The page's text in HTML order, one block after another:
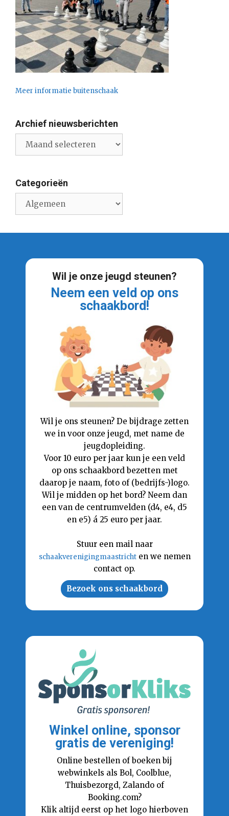
Meer informatie buitenschaak
Archief nieuwsberichten
nieuwsberichten
Categorieën
Wil je onze jeugd steunen?
Neem een veld op ons
schaakbord!
Wil je ons steunen? De bijdrage zetten
we in voor onze jeugd, met name de
jeugdopleiding.
Voor 10 euro per jaar kun je een veld
op ons schaakbord bezetten met
daarop je naam, foto of (bedrijfs-)logo.
Wil je midden op het bord? Neem dan
een van de centrumvelden (d4, e4, d5
en e5) á 25 euro per jaar.
Stuur een mail naar
schaakverenigingmaastrichten we nemen
contact op.
Bezoek ons schaakbord
Winkel online, sponsor
gratis de vereniging!
Online bestellen of boeken bij
webwinkels als Bol, Coolblue,
Thuisbezorgd, Zalando of
Booking.com?
Klik altijd eerst op het logo hierboven